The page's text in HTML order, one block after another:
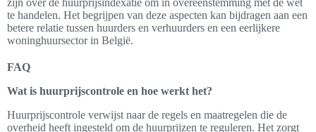
zijn over de huurprijsindexatie om in overeenstemming met de wet
te handelen. Het begrijpen van deze aspecten kan bijdragen aan een
betere relatie tussen huurders en verhuurders en een eerlijkere
woninghuursector in België.
FAQ
Wat is huurprijscontrole en hoe werkt het?
Huurprijscontrole verwijst naar de regels en maatregelen die de
overheid heeft ingesteld om de huurprijzen te reguleren. Het zorgt